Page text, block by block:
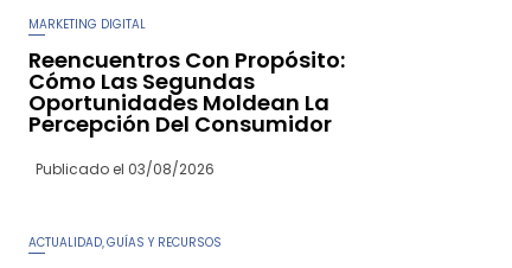
MARKETING DIGITAL
Reencuentros Con Propósito:
Cómo Las Segundas
Oportunidades Moldean La
Percepción Del Consumidor
Publicado el 03/08/2026
ACTUALIDAD GUÍAS Y RECURSOS